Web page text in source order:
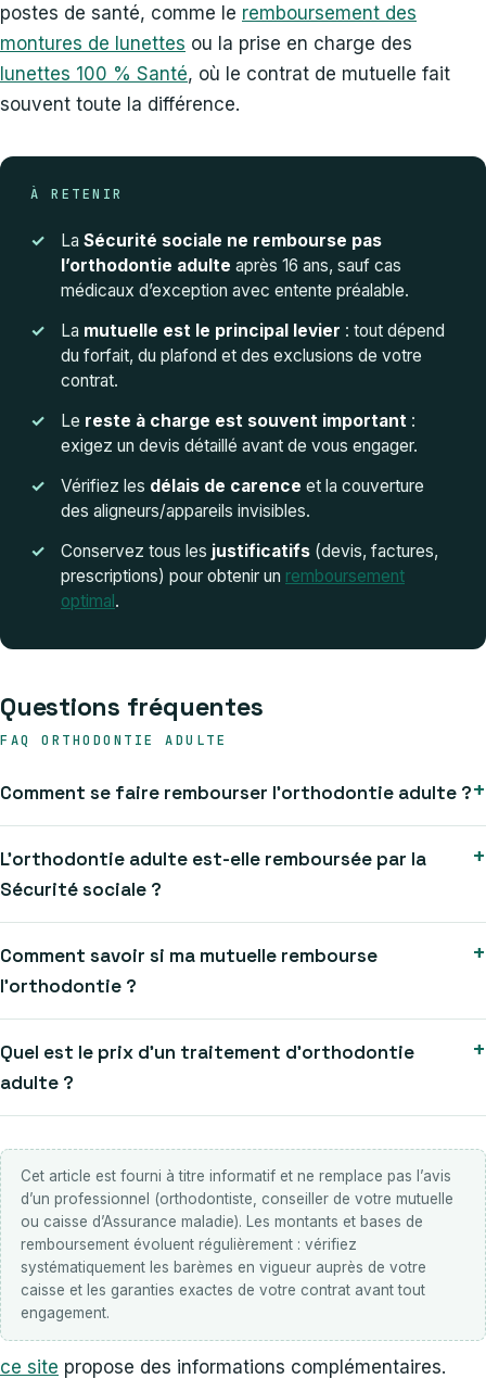
postes de santé, comme le remboursement des
montures de lunettes ou la prise en charge des
lunettes 100 % Santé, où le contrat de mutuelle fait
souvent toute la différence.
À RETENIR
La Sécurité sociale ne rembourse pas
l’orthodontie adulte après 16 ans, sauf cas
médicaux d’exception avec entente préalable.
La mutuelle est le principal levier : tout dépend
du forfait, du plafond et des exclusions de votre
contrat.
Le reste à charge est souvent important :
exigez un devis détaillé avant de vous engager.
Vérifiez les délais de carence et la couverture
des aligneurs/appareils invisibles.
Conservez tous les justificatifs (devis, factures,
prescriptions) pour obtenir un remboursement
optimal.
Questions fréquentes
FAQ ORTHODONTIE ADULTE
Comment se faire rembourser l’orthodontie adulte ?+
L’orthodontie adulte est-elle remboursée par la
Sécurité sociale ?
+
Comment savoir si ma mutuelle rembourse
l’orthodontie ?
+
Quel est le prix d’un traitement d’orthodontie
adulte ?
+
Cet article est fourni à titre informatif et ne remplace pas l’avis
d’un professionnel (orthodontiste, conseiller de votre mutuelle
ou caisse d’Assurance maladie). Les montants et bases de
remboursement évoluent régulièrement : vérifiez
systématiquement les barèmes en vigueur auprès de votre
caisse et les garanties exactes de votre contrat avant tout
engagement.
ce site propose des informations complémentaires.